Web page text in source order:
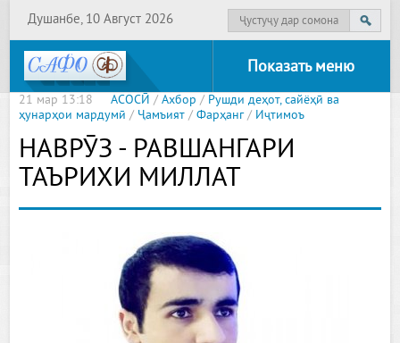
Душанбе, 10 Август 2026
Показать меню
21 мар 13:18 АСОСӢ /Ахбор / Рушди деҳот, сайёҳӣ ва
ҳунарҳои мардумӣ / Ҷамъият /Фарҳанг/ Иҷтимоъ
НАВРӮЗ - РАВШАНГАРИ
ТАЪРИХИ МИЛЛАТ